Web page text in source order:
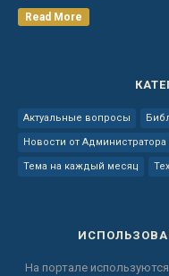
Read More
Актуальные вопросы
Новости от Администратора
Тема на каждый месяц
На портале